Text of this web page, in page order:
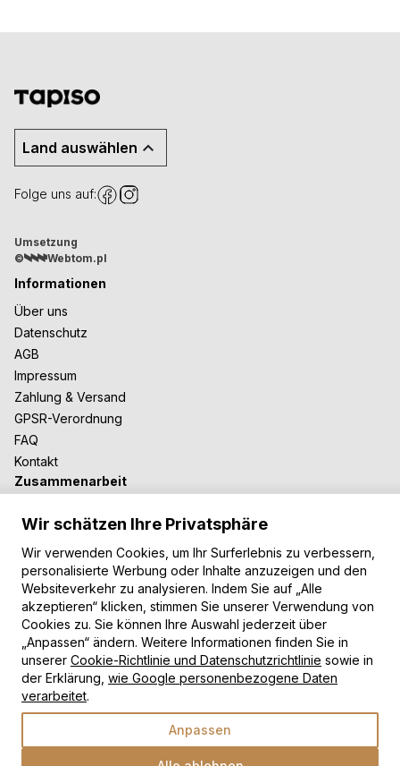
Land auswählen
Folge uns auf:
Umsetzung
©
Webtom.pl
Informationen
Über uns
Datenschutz
AGB
Impressum
Zahlung & Versand
GPSR-Verordnung
FAQ
Kontakt
Zusammenarbeit
B2B-Zusammenarbeit
Unsere Teppiche
Moderne Teppiche
Vintage Teppiche
Shaggy Teppiche
Kinderteppiche
Zahlungsarten
Wir schätzen Ihre Privatsphäre
Wir verwenden Cookies, um Ihr Surferlebnis zu verbessern,
personalisierte Werbung oder Inhalte anzuzeigen und den
Websiteverkehr zu analysieren. Indem Sie auf „Alle
akzeptieren“ klicken, stimmen Sie unserer Verwendung von
Cookies zu. Sie können Ihre Auswahl jederzeit über
„Anpassen“ ändern. Weitere Informationen finden Sie in
unserer Cookie-Richtlinie und Datenschutzrichtlinie sowie in
der Erklärung, wie Google personenbezogene Daten
verarbeitet.
Anpassen